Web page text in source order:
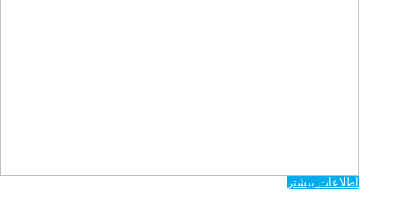
اطلاعات بیشتر